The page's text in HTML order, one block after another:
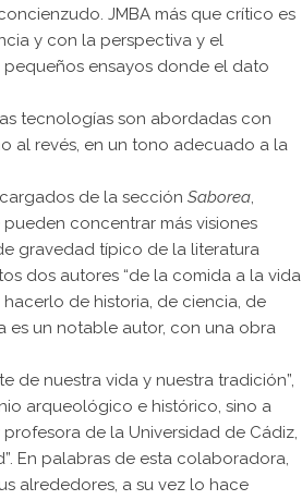
JMBA más que crítico es
y con la perspectiva y el
ensayos donde el dato
tecnologías son abordadas con
al revés, en un tono adecuado a la
de la sección Saborea,
concentrar más visiones
gravedad típico de la literatura
dos autores “de la comida a la vida
de historia, de ciencia, de
es un notable autor, con una obra
de nuestra vida y nuestra tradición”,
arqueológico e histórico, sino a
de la Universidad de Cádiz,
En palabras de esta colaboradora,
alrededores, a su vez lo hace